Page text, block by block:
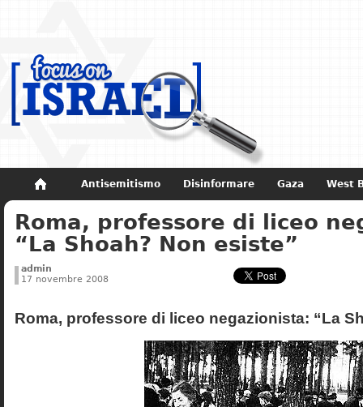
Antisemitismo Disinformare Gaza West
Non dimenticare Storia di Israele
Roma, professore di liceo
“La Shoah? Non esiste”
admin
17 novembre 2008
Roma, professore di liceo negazionista: “La